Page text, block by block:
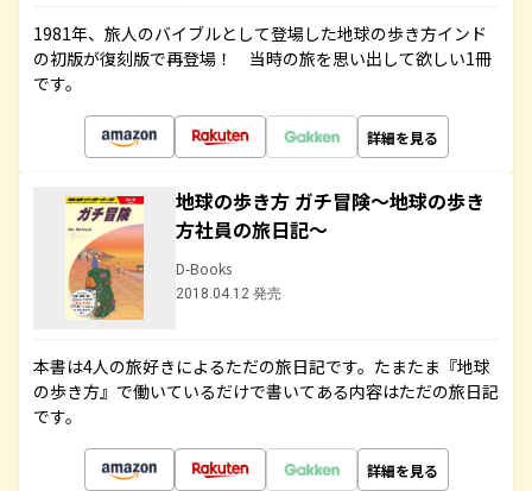
1981年、旅人のバイブルとして登場した地球の歩き方インド
の初版が復刻版で再登場！ 当時の旅を思い出して欲しい1冊
です。
詳細を見る
地球の歩き方 ガチ冒険～地球の歩き
方社員の旅日記～
D-Books
2018.04.12 発売
本書は4人の旅好きによるただの旅日記です。たまたま『地球
の歩き方』で働いているだけで書いてある内容はただの旅日記
です。
詳細を見る